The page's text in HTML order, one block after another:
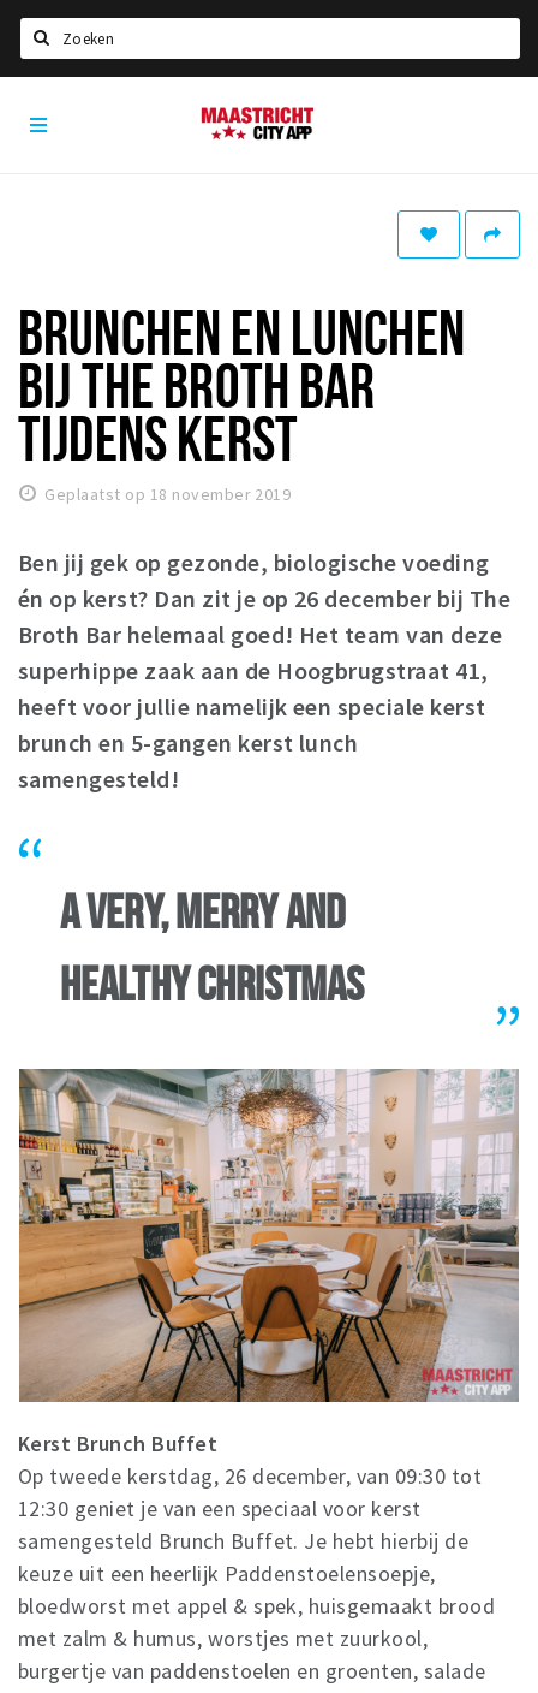
Home
Eten
Drinken
Slapen
Winkelgebieden
Parkeren
Bezienswaardigheden
Musea, theaters & podia
Uitjes & activiteiten
Toeristische routes
Baroniepoorten
Sport
Andere City Apps
Maastricht
City
BRUNCHEN EN LUNCHEN
BIJ THE BROTH BAR
TIJDENS KERST
Geplaatst op 18 november 2019
Ben jij gek op gezonde, biologische voeding
én op kerst? Dan zit je op 26 december bij The
Broth Bar helemaal goed! Het team van deze
superhippe zaak aan de Hoogbrugstraat 41,
heeft voor jullie namelijk een speciale kerst
brunch en 5-gangen kerst lunch
samengesteld!
A VERY, MERRY AND
HEALTHY CHRISTMAS
Kerst Brunch Buffet
Op tweede kerstdag, 26 december, van 09:30 tot
12:30 geniet je van een speciaal voor kerst
samengesteld Brunch Buffet. Je hebt hierbij de
keuze uit een heerlijk Paddenstoelensoepje,
bloedworst met appel & spek, huisgemaakt brood
met zalm & humus, worstjes met zuurkool,
burgertje van paddenstoelen en groenten, salade